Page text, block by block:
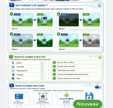
plus
ancien
Nouveau